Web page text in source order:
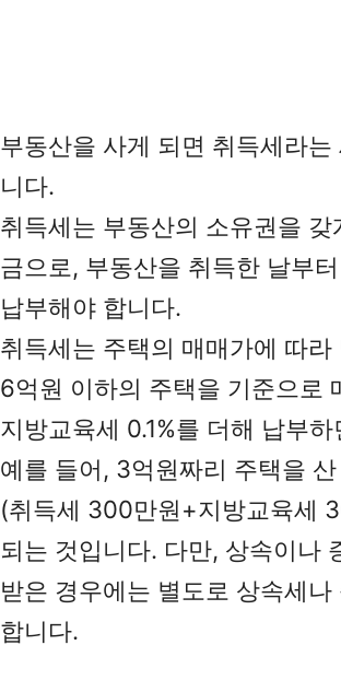
부동산을 사게 되면 취득세라
니다.
취득세는 부동산의 소유권을 갖
금으로, 부동산을 취득한 날부
납부해야 합니다.
취득세는 주택의 매매가에 따라
6억원 이하의 주택을 기준으로
지방교육세 0.1%를 더해 납부
예를 들어, 3억원짜리 주택을
(취득세 300만원+지방교육세
되는 것입니다. 다만, 상속이나
받은 경우에는 별도로 상속세
합니다.